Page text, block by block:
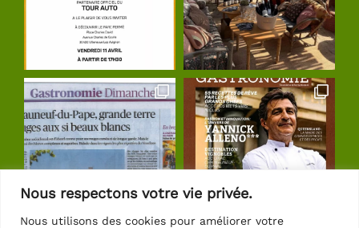
Nous respectons votre vie privée.
Nous utilisons des cookies pour améliorer votre